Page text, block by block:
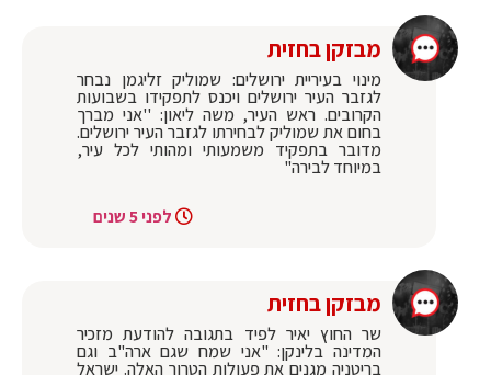
מבזקן בחזית
מינוי בעיריית ירושלים: שמוליק זליגמן נבחר
לגזבר העיר ירושלים ויכנס לתפקידו בשבועות
הקרובים. ראש העיר, משה ליאון: ''אני מברך
בחום את שמוליק לבחירתו לגזבר העיר ירושלים.
מדובר בתפקיד משמעותי ומהותי לכל עיר,
במיוחד לבירה"
לפני 5 שנים
מבזקן בחזית
שר החוץ יאיר לפיד בתגובה להודעת מזכיר
המדינה בלינקן: "אני שמח שגם ארה"ב וגם
בריטניה מגנים את פעולות הטרור האלה. ישראל